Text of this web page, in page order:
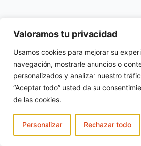
Valoramos tu privacidad
Usamos cookies para mejorar su
navegación, mostrarle anuncios o
personalizados y analizar nuestro
“Aceptar todo” usted da su
de las cookies.
Personalizar Rechazar todo